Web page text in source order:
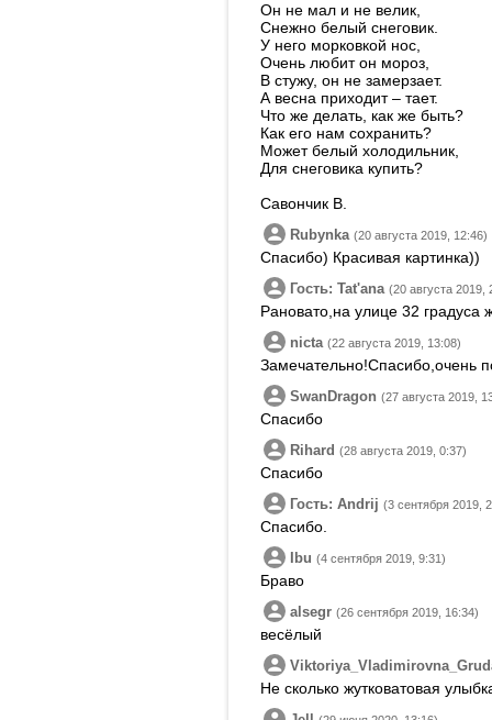
Он не мал и не велик,
Снежно белый снеговик.
У него морковкой нос,
Очень любит он мороз,
В стужу, он не замерзает.
А весна приходит – тает.
Что же делать, как же быть?
Как его нам сохранить?
Может белый холодильник,
Для снеговика купить?
Савончик В.
Rubynka (20 августа 2019, 12:46)
Спасибо) Красивая картинка))
Гость: Tatʹana (20 августа 2019,
Рановато,на улице 32 градуса
nicta (22 августа 2019, 13:08)
Замечательно!Спасибо,очень
SwanDragon (27 августа 2019,
Спасибо
Rihard (28 августа 2019, 0:37)
Спасибо
Гость: Andrij (3 сентября 2019,
Спасибо.
Ibu (4 сентября 2019, 9:31)
Браво
alsegr (26 сентября 2019, 16:34)
весёлый
Не сколько жутковатовая